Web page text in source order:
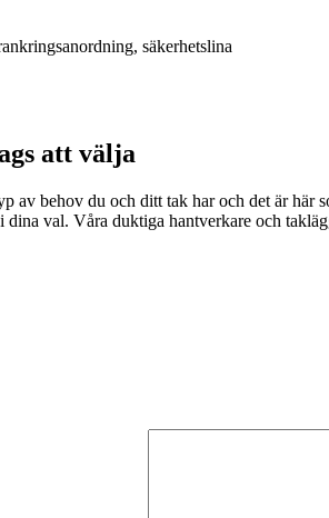
säkerhetslina
att välja
av behov du och ditt tak har och det är
val. Våra duktiga hantverkare och